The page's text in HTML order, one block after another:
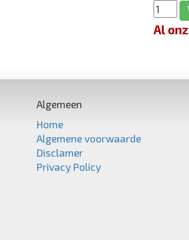
Al
Algemeen
Home
Algemene voorwaarde
Disclamer
Privacy Policy